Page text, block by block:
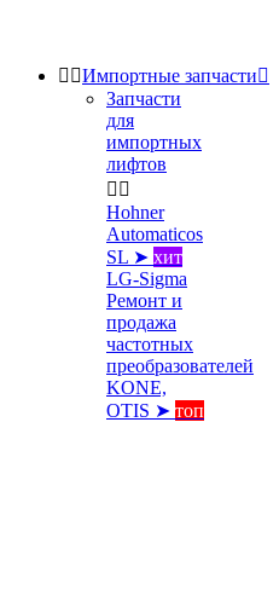
 Импортные запчасти
Запчасти
для
импортных
лифтов
 
Hohner
Automaticos
SL ➤ хит
LG-Sigma
Ремонт и
продажа
частотных
преобразователей
KONE,
OTIS ➤ топ